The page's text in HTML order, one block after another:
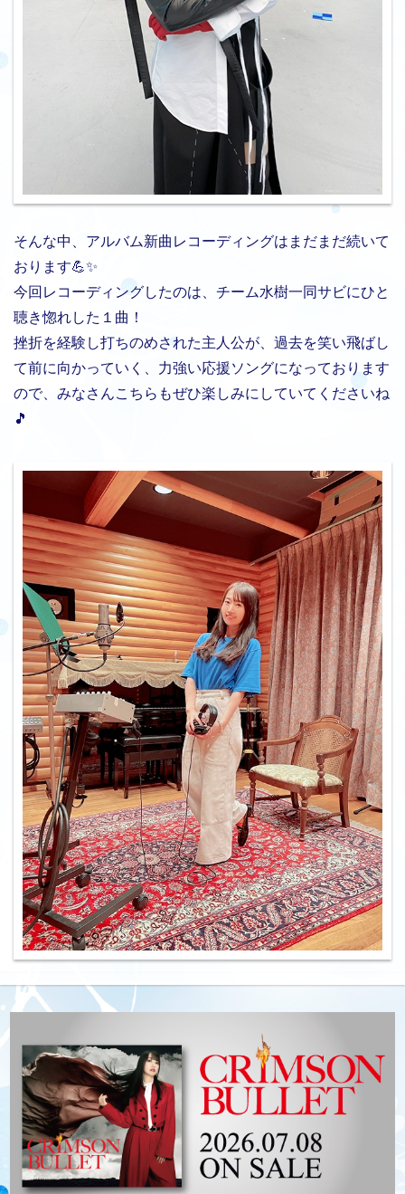
そんな中、アルバム新曲レコーディングはまだまだ続いて
おります💪✨
今回レコーディングしたのは、チーム水樹一同サビにひと
聴き惚れした１曲！
挫折を経験し打ちのめされた主人公が、過去を笑い飛ばし
て前に向かっていく、力強い応援ソングになっております
ので、みなさんこちらもぜひ楽しみにしていてくださいね
🎵